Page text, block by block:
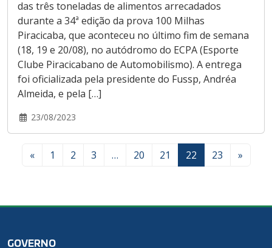
das três toneladas de alimentos arrecadados
durante a 34ª edição da prova 100 Milhas
Piracicaba, que aconteceu no último fim de semana
(18, 19 e 20/08), no autódromo do ECPA (Esporte
Clube Piracicabano de Automobilismo). A entrega
foi oficializada pela presidente do Fussp, Andréa
Almeida, e pela […]
23/08/2023
« 1 2 3 … 20 21 22 23 »
GOVERNO